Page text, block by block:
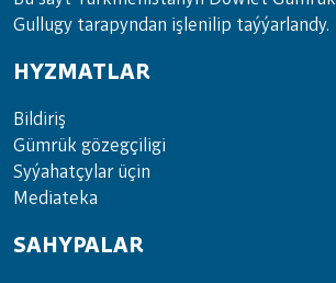
Gullugy tarapyndan işlenilip taýýarlandy.
HYZMATLAR
Bil­di­riş
Güm­rük gö­zeg­çi­li­gi
Sy­ýa­hat­çy­lar ü­çin
Media­teka
SAHYPALAR